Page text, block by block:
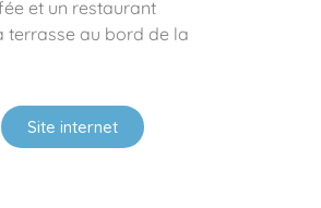
et un restaurant
terrasse au bord de la
Site internet